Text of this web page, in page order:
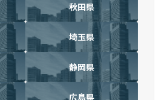
秋田県
埼玉県
静岡県
広島県